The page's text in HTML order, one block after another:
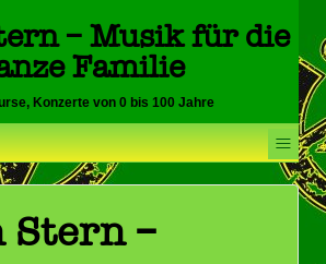
– Musik für die
Familie
Konzerte von 0 bis 100 Jahre
≡
Stern –